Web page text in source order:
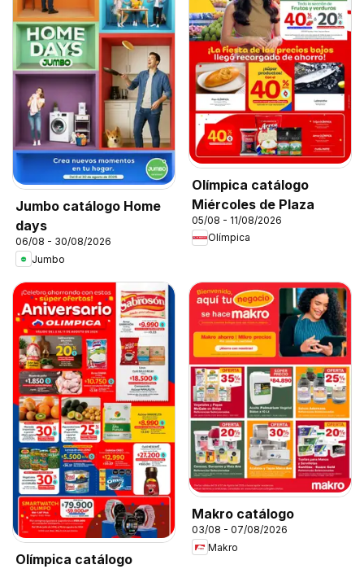
Jumbo catálogo Home
days
06/08 - 30/08/2026
Jumbo
Olímpica catálogo
Miércoles de Plaza
05/08 - 11/08/2026
Olímpica
Olímpica catálogo
Makro catálogo
03/08 - 07/08/2026
Makro